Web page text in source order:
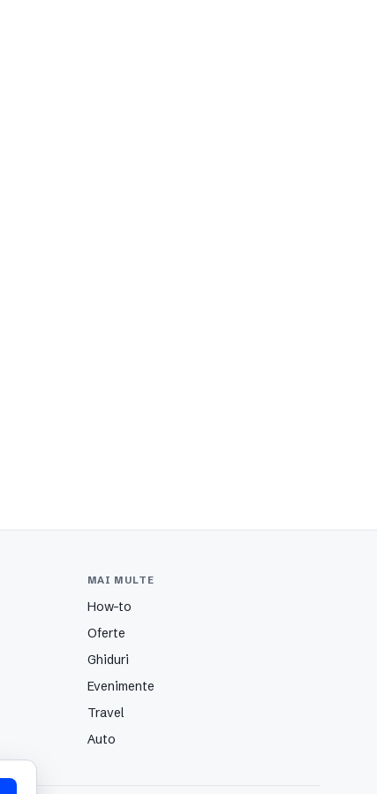
MAI MULTE
How-to
Oferte
Ghiduri
Evenimente
Travel
Auto